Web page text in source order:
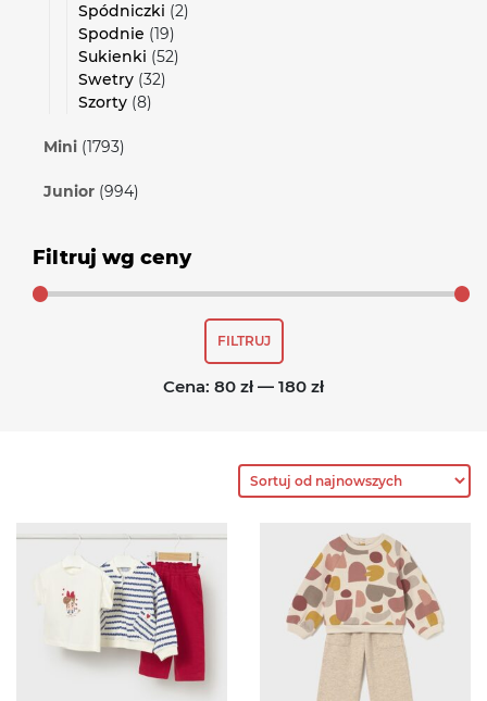
Spódniczki (2)
Spodnie (19)
Sukienki (52)
Swetry (32)
Szorty (8)
Mini (1793)
Junior (994)
Filtruj wg ceny
Cena
min
Cena
max
FILTRUJ
Cena: 80 zł — 180 zł